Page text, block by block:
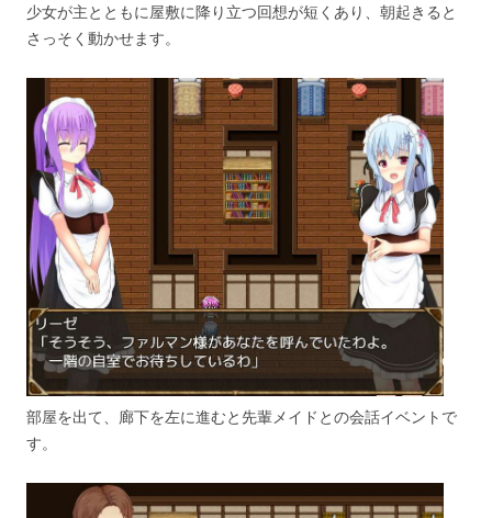
少女が主とともに屋敷に降り立つ回想が短くあり、朝起きると
さっそく動かせます。
部屋を出て、廊下を左に進むと先輩メイドとの会話イベントで
す。